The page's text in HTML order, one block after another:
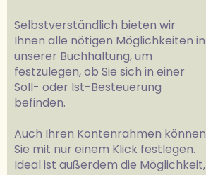
Selbstverständlich bieten wir
Ihnen alle nötigen Möglichkeiten in
unserer Buchhaltung, um
festzulegen, ob Sie sich in einer
Soll- oder Ist-Besteuerung
befinden.
Auch Ihren Kontenrahmen können
Sie mit nur einem Klick festlegen.
Ideal ist außerdem die Möglichkeit,